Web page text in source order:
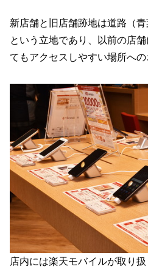
新店舗と旧店舗跡地は道路（
という立地であり、以前の店
てもアクセスしやすい場所への
店内には楽天モバイルが取り